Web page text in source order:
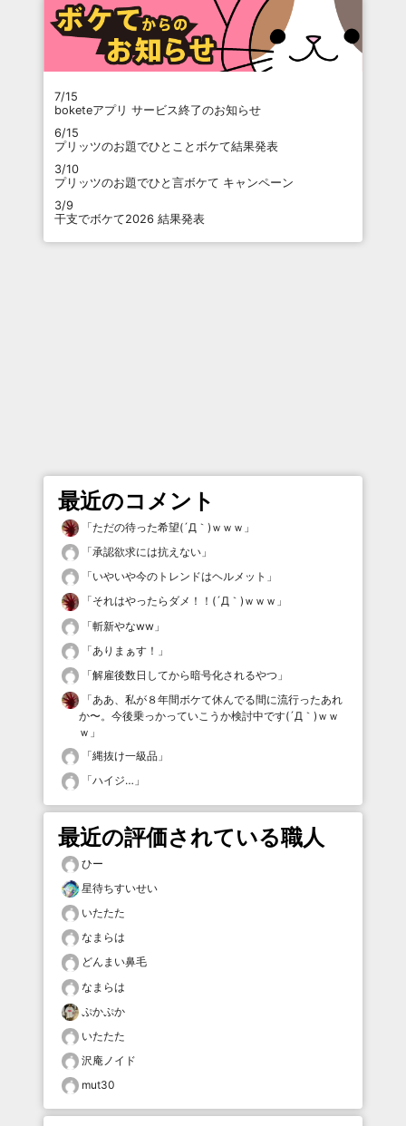
7/15
boketeアプリ サービス終了のお知らせ
6/15
プリッツのお題でひとことボケて結果発表
3/10
プリッツのお題でひと言ボケて キャンペーン
3/9
干支でボケて2026 結果発表
最近のコメント
「ただの待った希望(´Д｀)ｗｗｗ 」
「承認欲求には抗えない 」
「いやいや今のトレンドはヘルメット 」
「それはやったらダメ！！(´Д｀)ｗｗｗ 」
「斬新やなww 」
「ありまぁす！ 」
「解雇後数日してから暗号化されるやつ 」
「ああ、私が８年間ボケて休んでる間に流行ったあれ
か〜。今後乗っかっていこうか検討中です(´Д｀)ｗｗ
ｗ 」
「縄抜け一級品 」
「ハイジ… 」
最近の評価されている職人
ひー
星待ちすいせい
いたたた
なまらは
どんまい鼻毛
なまらは
ぷかぷか
いたたた
沢庵ノイド
mut30